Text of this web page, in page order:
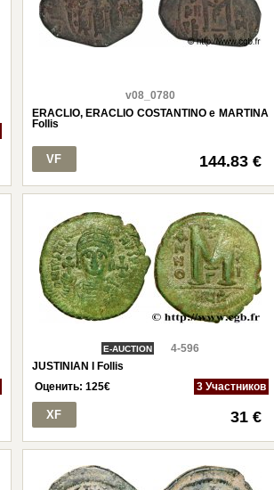
v08_0780
ERACLIO, ERACLIO COSTANTINO e MARTINA
Follis
VF 144.83 €
E-AUCTION
4-596
JUSTINIAN I Follis
Оценить:125€ 3 Участников
XF 31 €